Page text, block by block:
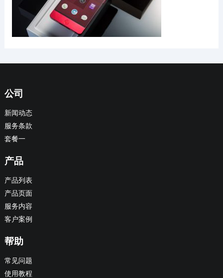
公司
新闻动态
服务条款
套餐一
产品
产品列表
产品页面
服务内容
客户案例
帮助
常见问题
使用教程